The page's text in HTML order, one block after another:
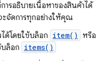
รอธิบายเนื้อหาของสินค้าได้
จัดการทุกอย่างให้คุณ
ด้โดยใช้บล็อก item() หรือ
บล็อก items()